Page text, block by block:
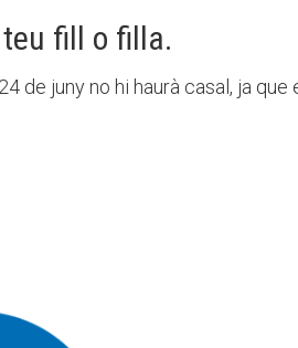
fill o filla.
de juny no hi haurà casal, ja que